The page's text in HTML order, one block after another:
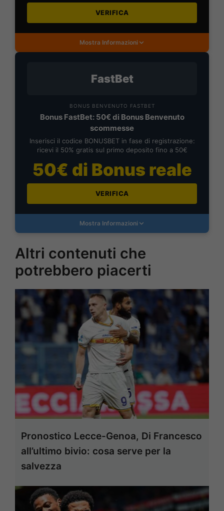
VERIFICA
Mostra Informazioni
FastBet
BONUS BENVENUTO FASTBET
Bonus FastBet: 50€ di Bonus Benvenuto
scommesse
Inserisci il codice BONUSBET in fase di registrazione:
ricevi il 50% gratis sul primo deposito fino a 50€
50€ di Bonus reale
VERIFICA
Mostra Informazioni
Altri contenuti che
potrebbero piacerti
Pronostico Lecce-Genoa, Di Francesco
all’ultimo bivio: cosa serve per la
salvezza